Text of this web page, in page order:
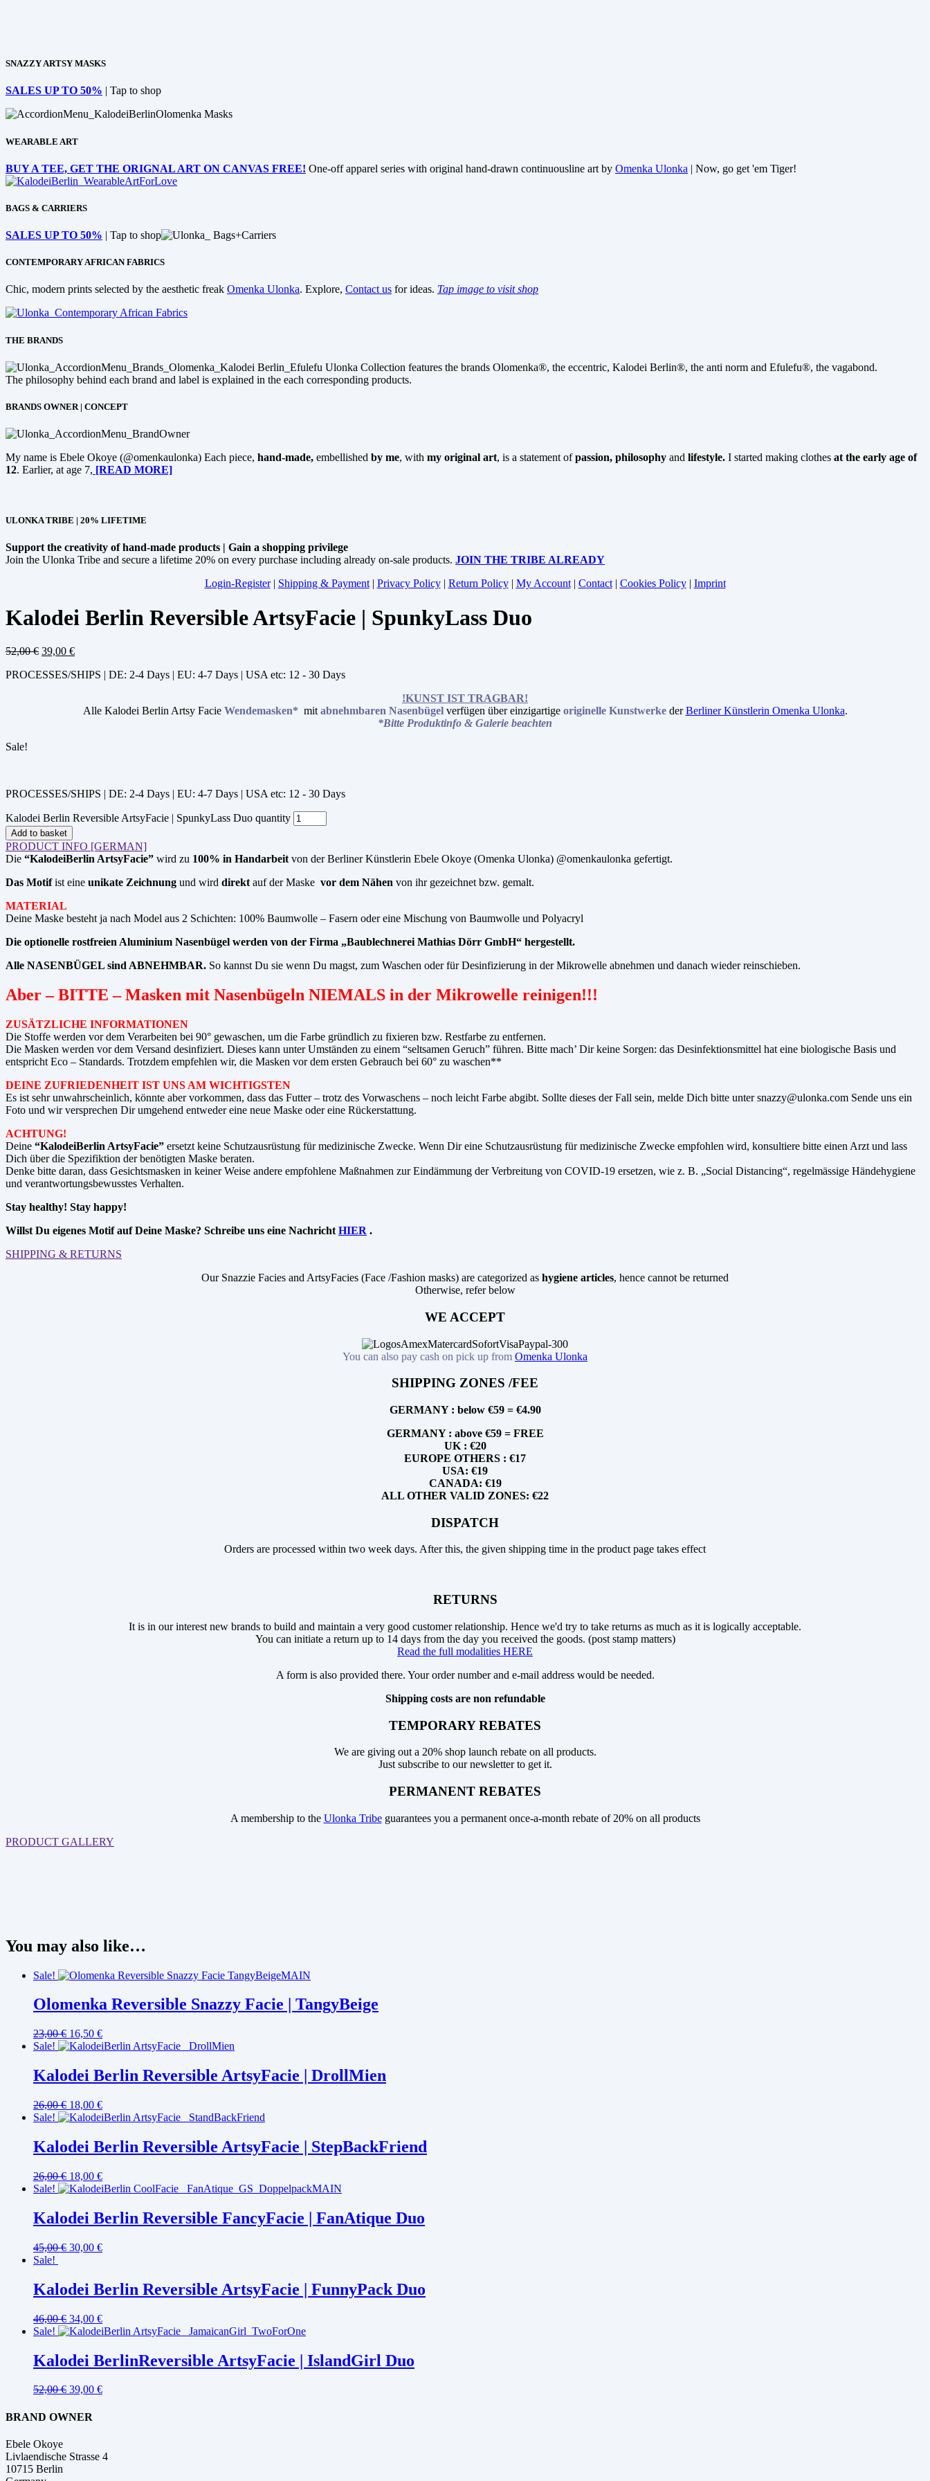
SNAZZY ARTSY MASKS
SALES UP TO 50% | Tap to shop
WEARABLE ART
BUY A TEE, GET THE ORIGNAL ART ON CANVAS FREE! One-off apparel series with original hand-drawn continuousline art by Omenka Ulonka | Now, go get 'em Tiger!
BAGS & CARRIERS
SALES UP TO 50% | Tap to shop
CONTEMPORARY AFRICAN FABRICS
Chic, modern prints selected by the aesthetic freak Omenka Ulonka. Explore, Contact us for ideas. Tap image to visit shop
THE BRANDS
Ulonka Collection features the brands Olomenka®, the eccentric, Kalodei Berlin®, the anti norm and Efulefu®, the vagabond.
The philosophy behind each brand and label is explained in the each corresponding products.
BRANDS OWNER | CONCEPT
My name is Ebele Okoye (@omenkaulonka) Each piece, hand-made, embellished by me, with my original art, is a statement ofpassion, philosophy and lifestyle. I started making clothes at the early age of
12. Earlier, at age 7, [READ MORE]
ULONKA TRIBE | 20% LIFETIME
Support the creativity of hand-made products | Gain a shopping privilege
Join the Ulonka Tribe and secure a lifetime 20% on every purchase including already on-sale products. JOIN THE TRIBE ALREADY
Login-Register| Shipping & Payment| Privacy Policy| Return Policy| My Account| Contact| Cookies Policy| Imprint
Kalodei Berlin Reversible ArtsyFacie | SpunkyLass Duo
52,00€ 39,00 €
PROCESSES/SHIPS | DE: 2-4 Days | EU: 4-7 Days | USA etc: 12 - 30 Days
!KUNST IST TRAGBAR!
Alle Kalodei Berlin Artsy Facie Wendemasken* mit abnehmbaren Nasenbügel verfügen über einzigartige originelle KunstwerkederBerliner Künstlerin Omenka Ulonka.
*Bitte Produktinfo & Galerie beachten
Sale!
PROCESSES/SHIPS | DE: 2-4 Days | EU: 4-7 Days | USA etc: 12 - 30 Days
Kalodei Berlin Reversible ArtsyFacie | SpunkyLass Duo quantity
Add to basket
PRODUCT INFO [GERMAN]
Die “KalodeiBerlin ArtsyFacie” wird zu 100% in Handarbeit von der Berliner Künstlerin Ebele Okoye (Omenka Ulonka) @omenkaulonka gefertigt.
Das Motifist eine unikate Zeichnung und wird direkt auf der Maske vor dem Nähen von ihr gezeichnet bzw. gemalt.
MATERIAL
Deine Maske besteht ja nach Model aus 2 Schichten: 100% Baumwolle – Fasern oder eine Mischung von Baumwolle und Polyacryl
Die optionelle rostfreien Aluminium Nasenbügel werden von der Firma „Baublechnerei Mathias Dörr GmbH“ hergestellt.
Alle NASENBÜGEL sind ABNEHMBAR. So kannst Du sie wenn Du magst, zum Waschen oder für Desinfizierung in der Mikrowelle abnehmen und danach wieder reinschieben.
Aber – BITTE – Masken mit Nasenbügeln NIEMALS in der Mikrowelle reinigen!!!
ZUSÄTZLICHE INFORMATIONEN
Die Stoffe werden vor dem Verarbeiten bei 90° gewaschen, um die Farbe gründlich zu fixieren bzw. Restfarbe zu entfernen.
Die Masken werden vor dem Versand desinfiziert. Dieses kann unter Umständen zu einem “seltsamen Geruch” führen. Bitte mach’ Dir keine Sorgen: das Desinfektionsmittel hat eine biologische Basis und
entspricht Eco – Standards. Trotzdem empfehlen wir, die Masken vor dem ersten Gebrauch bei 60° zu waschen**
DEINE ZUFRIEDENHEIT IST UNS AM WICHTIGSTEN
Es ist sehr unwahrscheinlich, könnte aber vorkommen, dass das Futter – trotz des Vorwaschens – noch leicht Farbe abgibt. Sollte dieses der Fall sein, melde Dich bitte unter snazzy@ulonka.com Sende uns ein
Foto und wir versprechen Dir umgehend entweder eine neue Maske oder eine Rückerstattung.
ACHTUNG!
Deine “KalodeiBerlin ArtsyFacie” ersetzt keine Schutzausrüstung für medizinische Zwecke. Wenn Dir eine Schutzausrüstung für medizinische Zwecke empfohlen wird, konsultiere bitte einen Arzt und lass
Dich über die Spezifiktion der benötigten Maske beraten.
Denke bitte daran, dass Gesichtsmasken in keiner Weise andere empfohlene Maßnahmen zur Eindämmung der Verbreitung von COVID-19 ersetzen, wie z. B. „Social Distancing“, regelmässige Händehygiene
und verantwortungsbewusstes Verhalten.
Stay healthy! Stay happy!
Willst Du eigenes Motif auf Deine Maske? Schreibe uns eine Nachricht HIER .
SHIPPING & RETURNS
Our Snazzie Facies and ArtsyFacies (Face /Fashion masks) are categorized as hygiene articles, hence cannot be returned
Otherwise, refer below
WE ACCEPT
You can also pay cash on pick up from Omenka Ulonka
SHIPPING ZONES /FEE
GERMANY : below €59 = €4.90
GERMANY : above €59 = FREE
UK : €20
EUROPE OTHERS : €17
USA: €19
CANADA: €19
ALL OTHER VALID ZONES: €22
DISPATCH
Orders are processed within two week days. After this, the given shipping time in the product page takes effect
RETURNS
It is in our interest new brands to build and maintain a very good customer relationship. Hence we'd try to take returns as much as it is logically acceptable.
You can initiate a return up to 14 days from the day you received the goods. (post stamp matters)
Read the full modalities HERE
A form is also provided there. Your order number and e-mail address would be needed.
Shipping costs are non refundable
TEMPORARY REBATES
We are giving out a 20% shop launch rebate on all products.
Just subscribe to our newsletter to get it.
PERMANENT REBATES
A membership to the Ulonka Tribeguarantees you a permanent once-a-month rebate of 20% on all products
PRODUCT GALLERY
You may also like…
Sale!
Olomenka Reversible Snazzy Facie | TangyBeige
23,00€ 16,50 €
Sale!
Kalodei Berlin Reversible ArtsyFacie | DrollMien
26,00€ 18,00 €
Sale!
Kalodei Berlin Reversible ArtsyFacie | StepBackFriend
26,00€ 18,00 €
Sale!
Kalodei Berlin Reversible FancyFacie | FanAtique Duo
45,00€ 30,00 €
Sale!
Kalodei Berlin Reversible ArtsyFacie | FunnyPack Duo
46,00€ 34,00 €
Sale!
Kalodei BerlinReversible ArtsyFacie | IslandGirl Duo
52,00€ 39,00 €
BRAND OWNER
Ebele Okoye
Livlaendische Strasse 4
10715 Berlin